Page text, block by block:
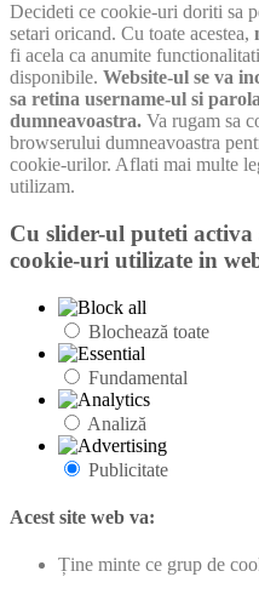
Decideti ce cookie-uri doriti sa
setari oricand. Cu toate acestea,
fi acela ca anumite
disponibile. Website-ul se va
sa retina username-ul si
dumneavoastra. Va rugam sa
browserului dumneavoastra
cookie-urilor. Aflati mai multe
utilizam.
Cu slider-ul puteti activa
cookie-uri utilizate in
Blochează toate
Fundamental
Analiză
Publicitate
Acest site web va:
Ține minte ce grup de